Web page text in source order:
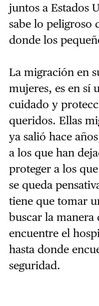
juntos a Estados
sabe lo peligroso
donde los
La migración en
mujeres, es en sí
cuidado y
queridos. Ellas
ya salió hace
a los que han
proteger a los
se queda
tiene que tomar
buscar la manera
encuentre el
hasta donde
seguridad.